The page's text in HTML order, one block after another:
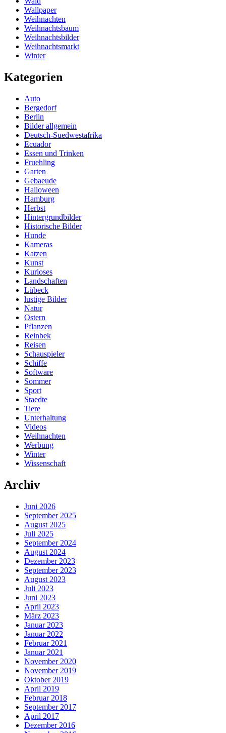
Wallpaper
Weihnachten
Weihnachtsbaum
Weihnachtsbilder
Weihnachtsmarkt
Winter
Kategorien
Auto
Bergedorf
Berlin
Bilder allgemein
Deutsch-Suedwestafrika
Ecuador
Essen und Trinken
Fruehling
Garten
Gebaeude
Halloween
Hamburg
Herbst
Hintergrundbilder
Historische Bilder
Hunde
Kameras
Katzen
Kunst
Kurioses
Landschaften
Lübeck
lustige Bilder
Natur
Ostern
Pflanzen
Reinbek
Reisen
Schauspieler
Schiffe
Software
Sommer
Sport
Staedte
Tiere
Unterhaltung
Videos
Weihnachten
Werbung
Winter
Wissenschaft
Archiv
Juni 2026
September 2025
August 2025
Juli 2025
September 2024
August 2024
Dezember 2023
September 2023
August 2023
Juli 2023
Juni 2023
April 2023
März 2023
Januar 2023
Januar 2022
Februar 2021
Januar 2021
November 2020
November 2019
Oktober 2019
April 2019
Februar 2018
September 2017
April 2017
Dezember 2016